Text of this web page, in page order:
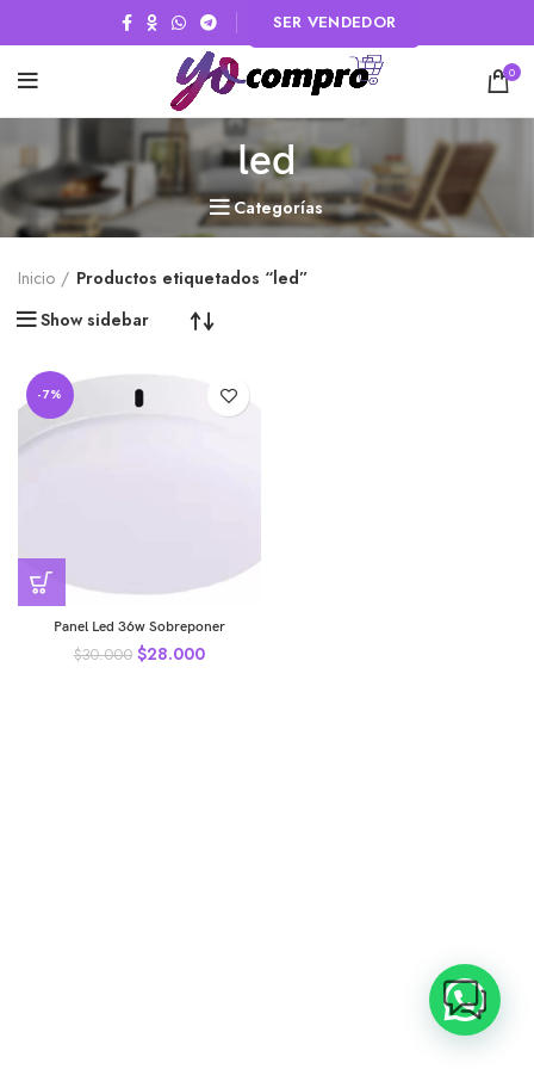
SER VENDEDOR
0
led
Categorías
Inicio
Productos etiquetados “led”
Show sidebar
-7%
Panel Led 36w Sobreponer
$30.000 $28.000